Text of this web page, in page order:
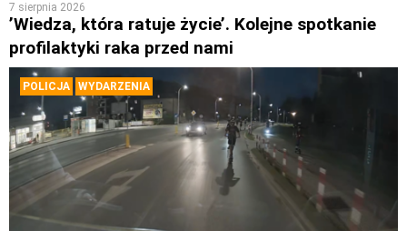
7 sierpnia 2026
’Wiedza, która ratuje życie’. Kolejne spotkanie
profilaktyki raka przed nami
POLICJA WYDARZENIA